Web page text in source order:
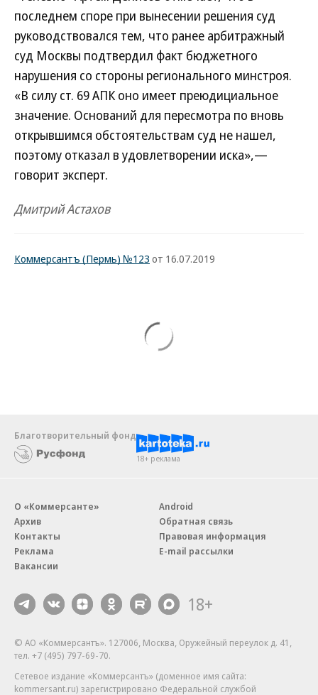
последнем споре при вынесении решения суд
руководствовался тем, что ранее арбитражный
суд Москвы подтвердил факт бюджетного
нарушения со стороны регионального минстроя.
«В силу ст. 69 АПК оно имеет преюдициальное
значение. Оснований для пересмотра по вновь
открывшимся обстоятельствам суд не нашел,
поэтому отказал в удовлетворении иска»,—
говорит эксперт.
Дмитрий Астахов
Коммерсантъ (Пермь) №123 от 16.07.2019
Благотворительный фонд
18+ реклама
О «Коммерсанте»
Архив
Контакты
Реклама
Вакансии
Android
Обратная связь
Правовая информация
E-mail рассылки
18+
© АО «Коммерсантъ». 127006, Москва, Оружейный переулок д. 41,
тел. +7 (495) 797-69-70.
Сетевое издание «Коммерсантъ» (доменное имя сайта:
kommersant.ru) зарегистрировано Федеральной службой